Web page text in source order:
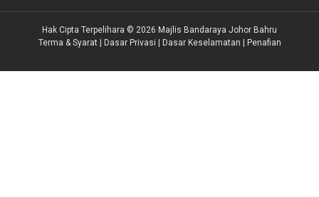
Hak Cipta Terpelihara © 2026 Majlis Bandaraya Johor Bahru
Terma & Syarat| Dasar Privasi Dasar Keselamatan Penafian